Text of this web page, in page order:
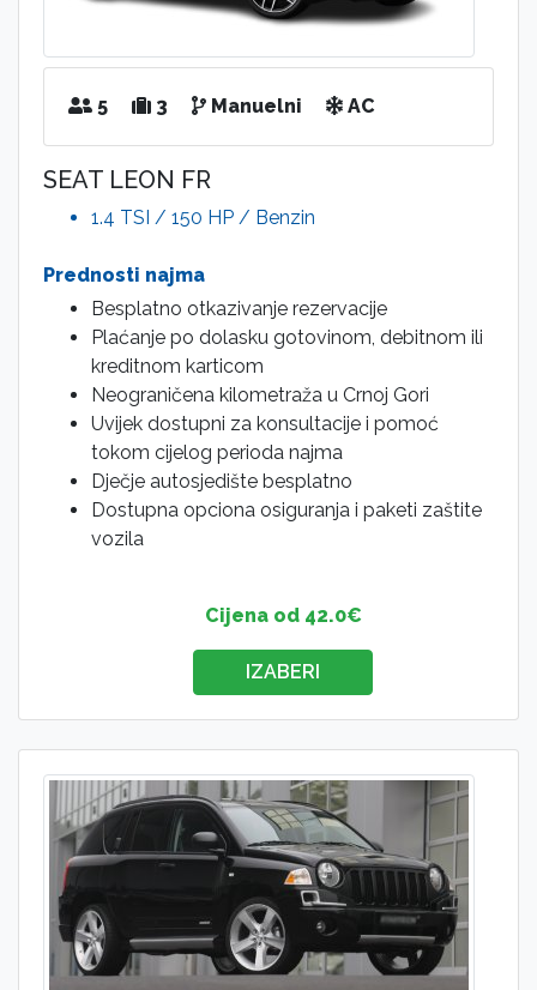
5 3 Manuelni AC
SEAT LEON FR
1.4 TSI / 150 HP / Benzin
Prednosti najma
Besplatno otkazivanje rezervacije
Plaćanje po dolasku gotovinom, debitnom ili
kreditnom karticom
Neograničena kilometraža u Crnoj Gori
Uvijek dostupni za konsultacije i pomoć
tokom cijelog perioda najma
Dječje autosjedište besplatno
Dostupna opciona osiguranja i paketi zaštite
vozila
Cijena od 42.0€
IZABERI